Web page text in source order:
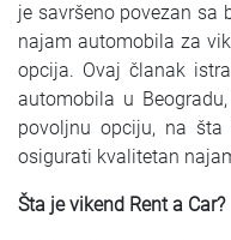
je savršeno povezan sa
najam automobila za
opcija. Ovaj članak
automobila u
povoljnu opciju, na
osigurati kvalitetan
Šta je vikend Rent a Car?